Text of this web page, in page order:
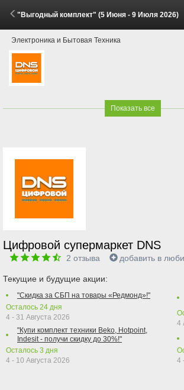
"Выгодный комплект" (5 Июня - 9 Июля 2026)
Электроника и Бытовая Техника
Показать все
Цифровой супермаркет DNS
2 отзыва добавить в
Текущие и будущие акции:
"Скидка за СБП на товары «Редмонд»!"
Осталось 24 дня
4 - 31 Августа 2026
"Купи комплект техники Beko, Hotpoint,
Indesit - получи скидку до 30%!"
Осталось 3 дня
4 - 10 Августа 2026
4
4